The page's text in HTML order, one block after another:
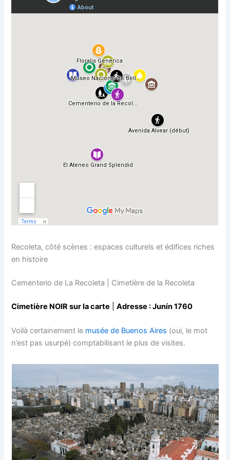
Recoleta, côté scènes : espaces culturels et édifices riches
en histoire
Cementerio de La Recoleta | Cimetière de la Recoleta
Cimetière NOIR sur la carte |Adresse : Junín 1760
Voilà certainement le musée de Buenos Aires (oui, le mot
n’est pas usurpé) comptabilisant le plus de visites.